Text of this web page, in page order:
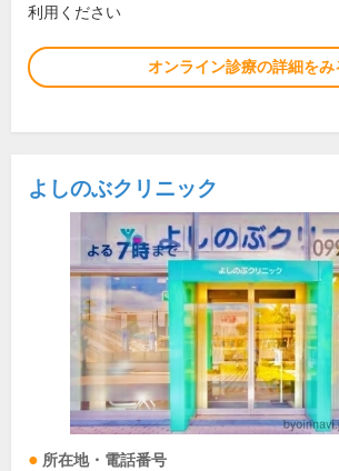
利用ください
オンライン診療の詳細をみ
よしのぶクリニック
所在地・電話番号